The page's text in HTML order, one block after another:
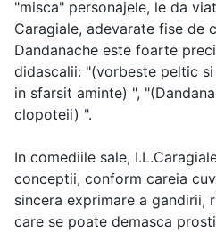
"misca" personajele, le da
Caragiale, adevarate fise de
Dandanache este foarte
didascalii: "(vorbeste peltic
in sfarsit aminte) ",
clopoteii) ".
In comediile sale,
conceptii, conform careia
sincera exprimare a gandirii,
care se poate demasca